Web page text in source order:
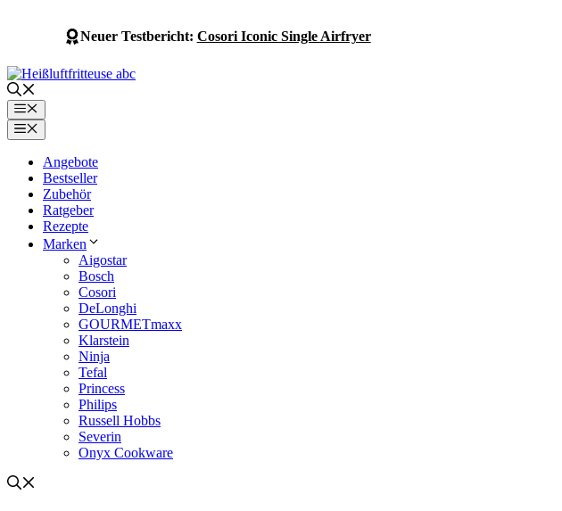
Neuer Testbericht: Cosori Iconic Single Airfryer
Menü
Menü
Angebote
Bestseller
Zubehör
Ratgeber
Rezepte
Marken
Aigostar
Bosch
Cosori
DeLonghi
GOURMETmaxx
Klarstein
Ninja
Tefal
Princess
Philips
Russell Hobbs
Severin
Onyx Cookware